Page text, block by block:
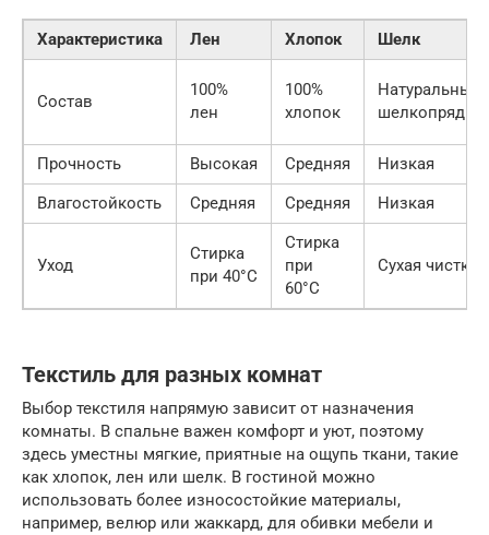
Характеристика Лен Хлопок Шелк
Состав
100%
лен
100%
хлопок
Натуральный
шелкопряд
Прочность Высокая Средняя
Низкая
Влагостойкость
Средняя Средняя Низкая
Уход
Стирка
при 40°C
Стирка
при
60°C
Сухая чистка
Текстиль для разных комнат
Выбор текстиля напрямую зависит от назначения
комнаты. В спальне важен комфорт и уют, поэтому
здесь уместны мягкие, приятные на ощупь ткани, такие
как хлопок, лен или шелк. В гостиной можно
использовать более износостойкие материалы,
например, велюр или жаккард, для обивки мебели и